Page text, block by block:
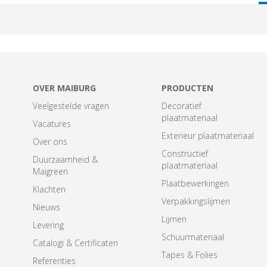
OVER MAIBURG
Veelgestelde vragen
Vacatures
Over ons
Duurzaamheid &
Maigreen
Klachten
Nieuws
Levering
Catalogi & Certificaten
Referenties
PRODUCTEN
Decoratief
plaatmateriaal
Exterieur plaatmateriaal
Constructief
plaatmateriaal
Plaatbewerkingen
Verpakkingslijmen
Lijmen
Schuurmateriaal
Tapes & Folies